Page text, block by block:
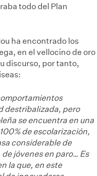
todo del Plan
ha encontrado los
en el vellocino de oro
discurso, por tanto,
destribalizada, pero
se encuentra en una
de escolarización,
considerable de
jóvenes en paro… Es
la que, en este